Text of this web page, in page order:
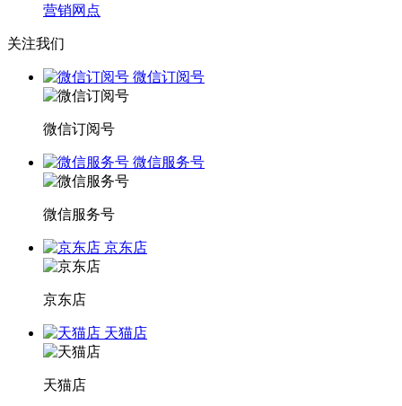
营销网点
关注我们
微信订阅号
微信订阅号
微信服务号
微信服务号
京东店
京东店
天猫店
天猫店